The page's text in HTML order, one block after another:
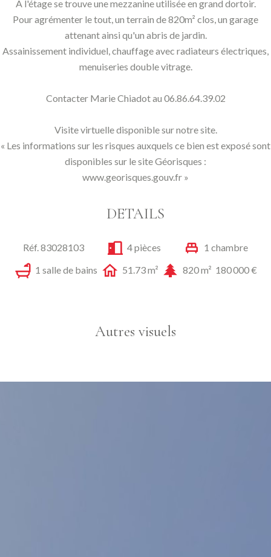
A l'étage se trouve une mezzanine utilisée en grand dortoir.
Pour agrémenter le tout, un terrain de 820m² clos, un garage
attenant ainsi qu'un abris de jardin.
Assainissement individuel, chauffage avec radiateurs électriques,
menuiseries double vitrage.
Contacter Marie Chiadot au 06.86.64.39.02
Visite virtuelle disponible sur notre site.
« Les informations sur les risques auxquels ce bien est exposé sont
disponibles sur le site Géorisques :
www.georisques.gouv.fr »
DETAILS
Réf. 83028103 4 pièces
1 chambre
1 salle de bains
51.73 m² 820 m² 180 000 €
Autres visuels